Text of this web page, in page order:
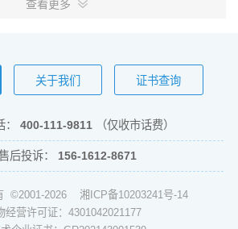
查看更多
关于我们 证书查询
： 400-111-9811 （仅收市话费）
后投诉： 156-1612-8671
©2001-2026 湘ICP备10203241号-14
经营许可证：4301042021177